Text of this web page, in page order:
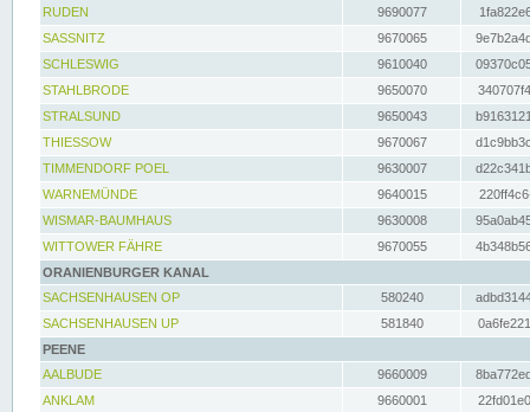
RUDEN
9690077
SASSNITZ
9670065
SCHLESWIG
9610040
STAHLBRODE
9650070
STRALSUND
9650043
THIESSOW
9670067
TIMMENDORF POEL
9630007
WARNEMÜNDE
9640015
WISMAR-BAUMHAUS
9630008
WITTOWER FÄHRE
9670055
ORANIENBURGER KANAL
SACHSENHAUSEN OP
580240
SACHSENHAUSEN UP
581840
PEENE
AALBUDE
9660009
ANKLAM
9660001